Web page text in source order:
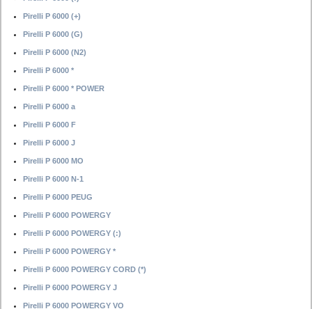
Pirelli P 6000 (+)
Pirelli P 6000 (G)
Pirelli P 6000 (N2)
Pirelli P 6000 *
Pirelli P 6000 * POWER
Pirelli P 6000 a
Pirelli P 6000 F
Pirelli P 6000 J
Pirelli P 6000 MO
Pirelli P 6000 N-1
Pirelli P 6000 PEUG
Pirelli P 6000 POWERGY
Pirelli P 6000 POWERGY (:)
Pirelli P 6000 POWERGY *
Pirelli P 6000 POWERGY CORD (*)
Pirelli P 6000 POWERGY J
Pirelli P 6000 POWERGY VO